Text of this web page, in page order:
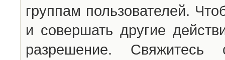
группам пользователей.
и совершать другие
разрешение. Свяжитесь